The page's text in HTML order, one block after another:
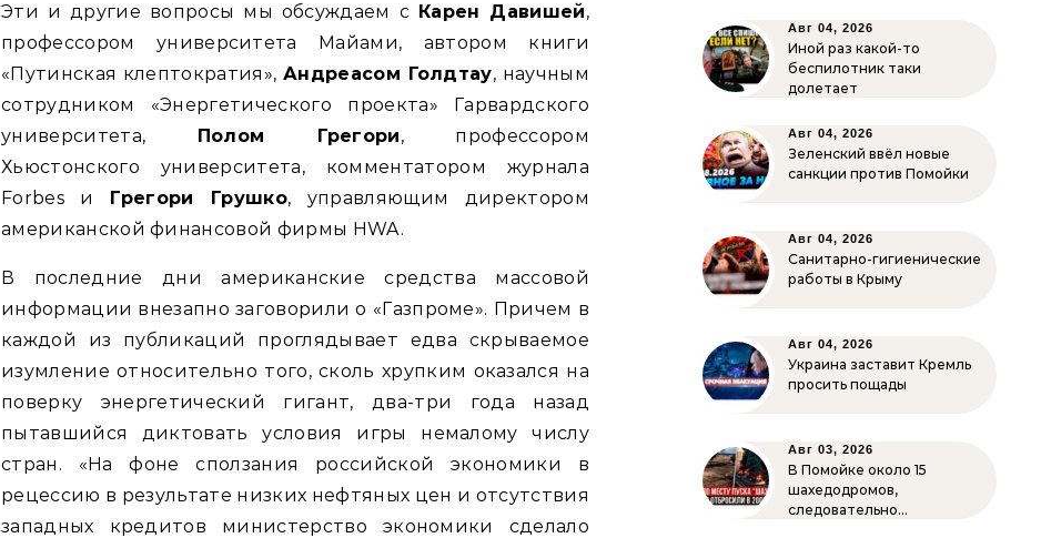
Эти и другие вопросы мы обсуждаем с Карен Давишей,
профессором университета Майами, автором книги
«Путинская клептократия», Андреасом Голдтау, научным
сотрудником «Энергетического проекта» Гарвардского
университета, Полом Грегори, профессором
Хьюстонского университета, комментатором журнала
Forbes и Грегори Грушко, управляющим директором
американской финансовой фирмы HWA.
В последние дни американские средства массовой
информации внезапно заговорили о «Газпроме». Причем в
каждой из публикаций проглядывает едва скрываемое
изумление относительно того, сколь хрупким оказался на
поверку энергетический гигант, два-три года назад
пытавшийся диктовать условия игры немалому числу
стран. «На фоне сползания российской экономики в
рецессию в результате низких нефтяных цен и отсутствия
западных кредитов министерство экономики сделало
Авг 04, 2026
Иной раз какой-то
беспилотник таки
долетает
Авг 04, 2026
Зеленский ввёл новые
санкции против Помойки
Авг 04, 2026
Санитарно-гигиенические
работы в Крыму
Авг 04, 2026
Украина заставит Кремль
просить пощады
Авг 03, 2026
В Помойке около 15
шахедодромов,
следовательно…